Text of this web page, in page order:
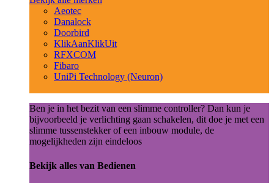
Aeotec
Danalock
Doorbird
KlikAanKlikUit
RFXCOM
Fibaro
UniPi Technology (Neuron)
Ben je in het bezit van een slimme controller? Dan kun je
bijvoorbeeld je verlichting gaan schakelen, dit doe je met een
slimme tussenstekker of een inbouw module, de
mogelijkheden zijn eindeloos
Bekijk alles van Bedienen